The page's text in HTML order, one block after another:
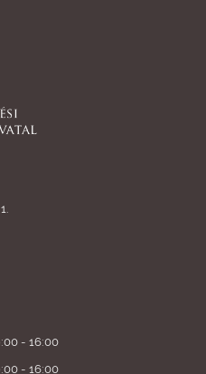
- 16:00
- 16:00